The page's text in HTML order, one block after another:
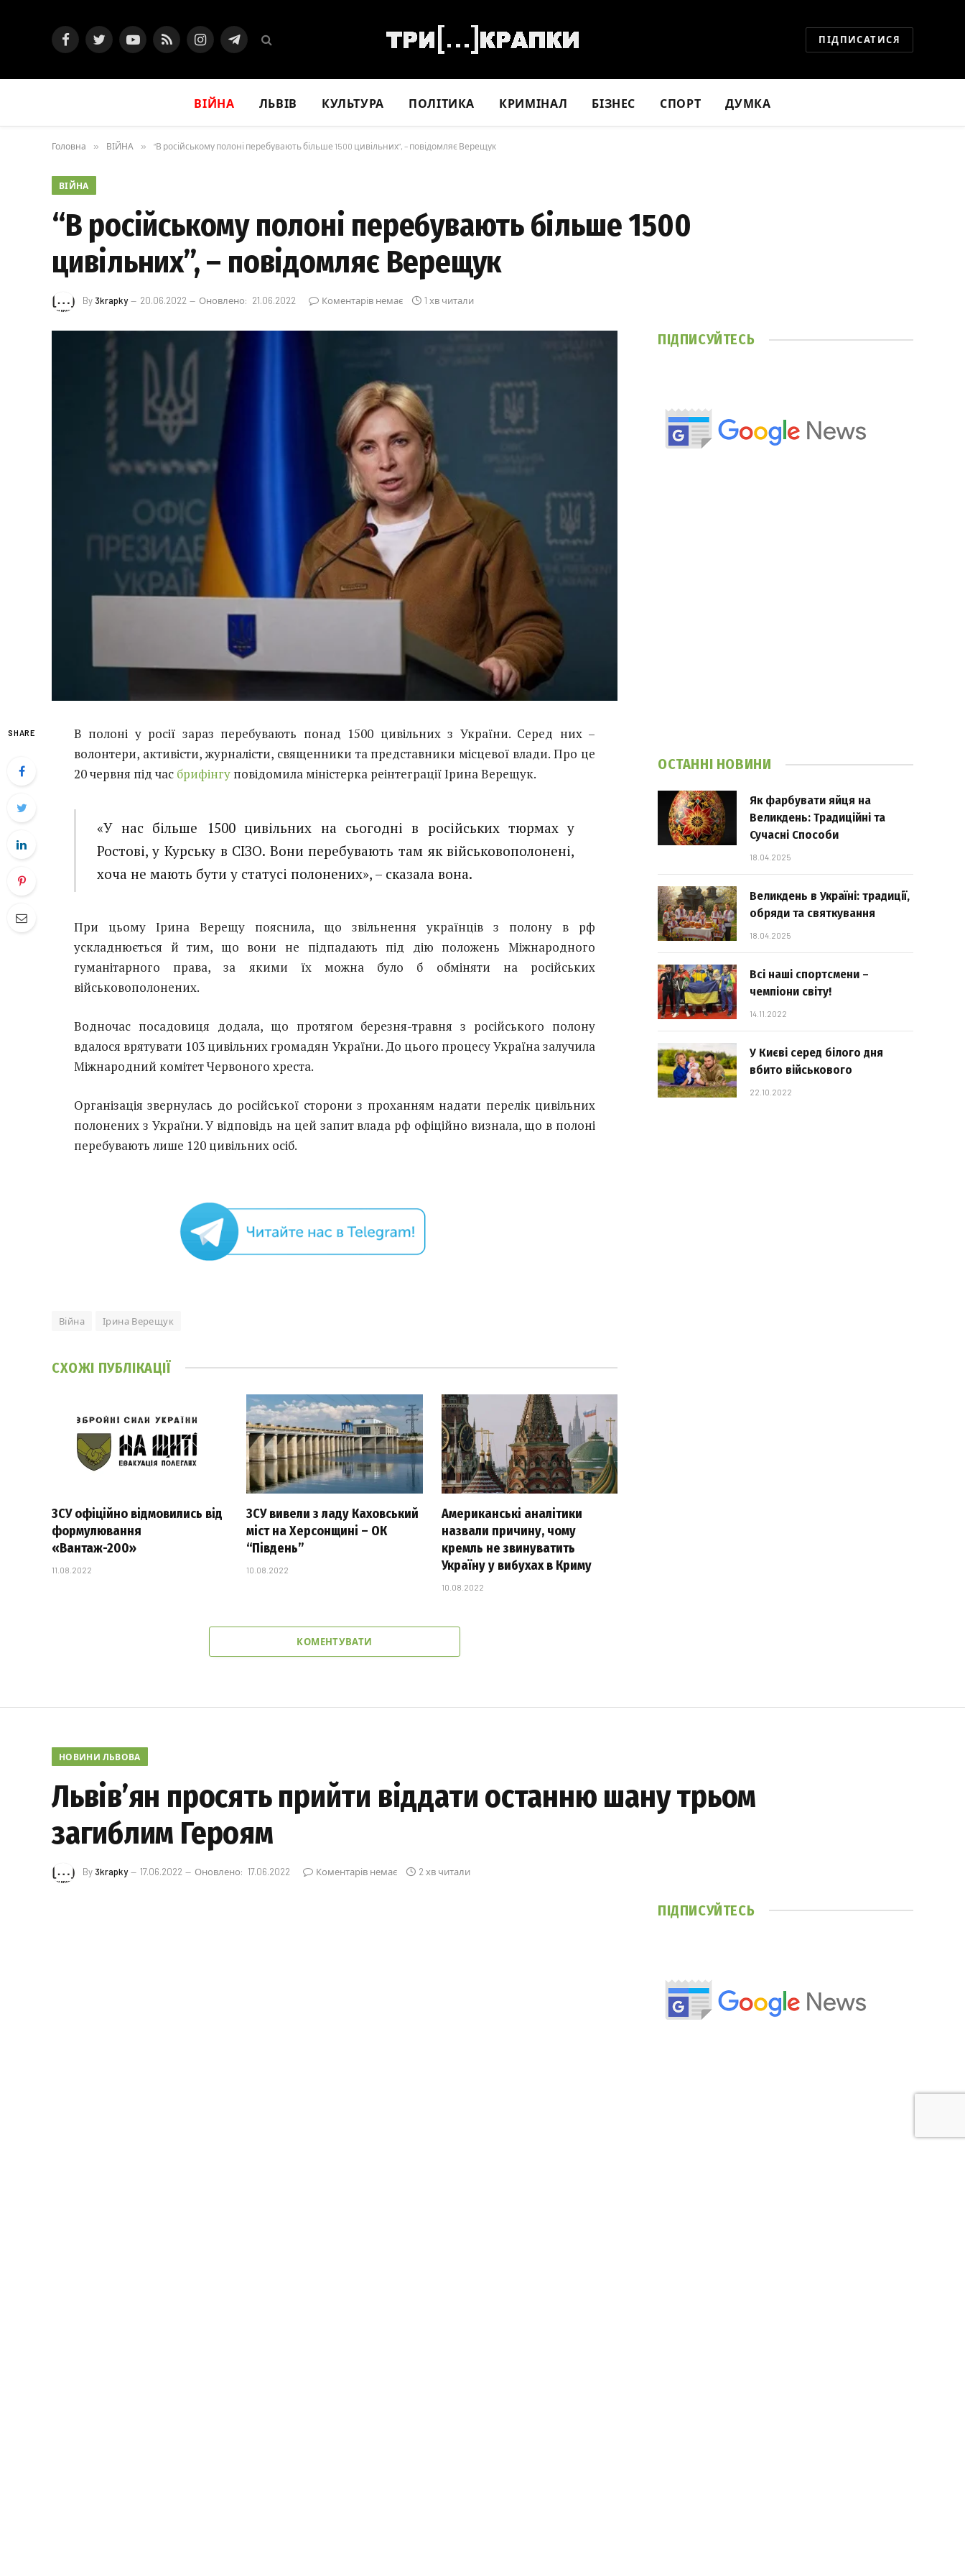
FacebookTwitterYouTubeRSS InstagramTelegram ПІДПИСАТИСЯ
ВІЙНА ЛЬВІВ КУЛЬТУРА ПОЛІТИКА КРИМІНАЛ БІЗНЕС СПОРТ ДУМКА
Головна » ВІЙНА » “В російському полоні перебувають більше 1500 цивільних”, – повідомляє Верещук
ВІЙНА
“В російському полоні перебувають більше 1500
цивільних”, – повідомляє Верещук
By 3krapky 20.06.2022 Оновлено: 21.06.2022 Коментарів немає 1 хв читали
SHARE
В полоні у росії зараз перебувають понад 1500 цивільних з України. Серед них –
волонтери, активісти, журналісти, священники та представники місцевої влади. Про це
20 червня під час брифінгу повідомила міністерка реінтеграції Ірина Верещук.
«У нас більше 1500 цивільних на сьогодні в російських тюрмах у
Ростові, у Курську в СІЗО. Вони перебувають там як військовополонені,
хоча не мають бути у статусі полонених», – сказала вона.
При цьому Ірина Верещу пояснила, що звільнення українців з полону в рф
ускладнюється й тим, що вони не підпадають під дію положень Міжнародного
гуманітарного права, за якими їх можна було б обміняти на російських
військовополонених.
Водночас посадовиця додала, що протягом березня-травня з російського полону
вдалося врятувати 103 цивільних громадян України. До цього процесу Україна залучила
Міжнародний комітет Червоного хреста.
Організація звернулась до російської сторони з проханням надати перелік цивільних
полонених з України. У відповідь на цей запит влада рф офіційно визнала, що в полоні
перебувають лише 120 цивільних осіб.
Війна Ірина Верещук
СХОЖІ ПУБЛІКАЦІЇ
ЗСУ офіційно відмовились від
формулювання
«Вантаж-200»
11.08.2022
ЗСУ вивели з ладу Каховський
міст на Херсонщині – ОК
“Південь”
10.08.2022
Американські аналітики
назвали причину, чому
кремль не звинуватить
Україну у вибухах в Криму
10.08.2022
КОМЕНТУВАТИ
ПІДПИСУЙТЕСЬ
ОСТАННІ НОВИНИ
Як фарбувати яйця на
Великдень: Традиційні та
Сучасні Способи
18.04.2025
Великдень в Україні: традиції,
обряди та святкування
18.04.2025
Всі наші спортсмени –
чемпіони світу!
14.11.2022
У Києві серед білого дня
вбито військового
22.10.2022
НОВИНИ ЛЬВОВА
Львів’ян просять прийти віддати останню шану трьом
загиблим Героям
By 3krapky 17.06.2022 Оновлено: 17.06.2022 Коментарів немає 2 хв читали
ПІДПИСУЙТЕСЬ